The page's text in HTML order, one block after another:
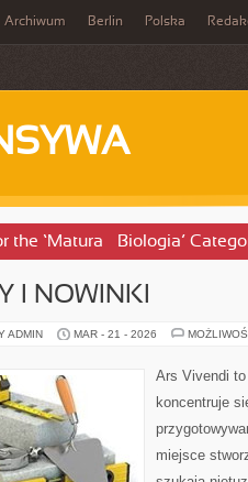
Archiwum Berlin Polska
the ‘Matura – Biologia’
I NOWINKI
ADMIN MAR - 21 - 2026
Ars Vivendi
koncentruje
miejsce